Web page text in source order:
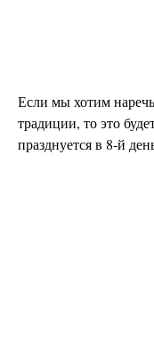
Если мы хотим
традиции, то это
празднуется в 8‑й